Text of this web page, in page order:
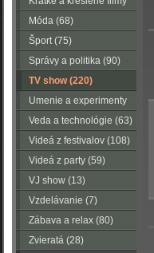
(223)Móda (68)
Šport (75)
Správy a politika (90)
TV show (220)
Umenie a experimenty
(116)Veda a technológie (63)
Videá z festivalov (108)
Videá z party (59)
VJ show (13)
Vzdelávanie (7)
Zábava a relax (80)
Zvieratá (28)